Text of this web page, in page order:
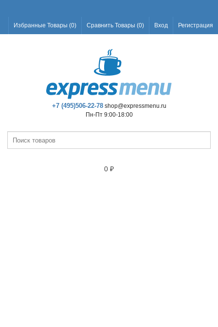
Избранные Товары (0) Сравнить Товары (0) Вход Регистрация
+7 (495)506-22-78shop@expressmenu.ru
Пн-Пт 9:00-18:00
0 ₽